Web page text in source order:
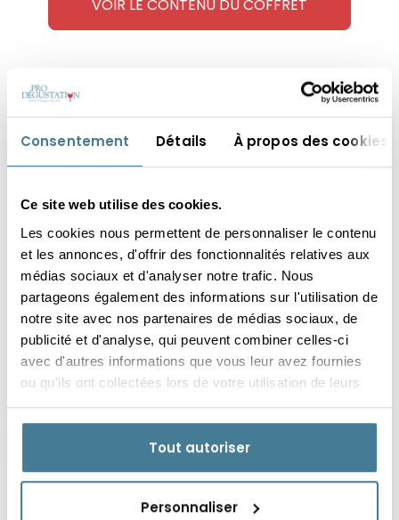
Consentement Détails À propos des cookies
Ce site web utilise des cookies.
Les cookies nous permettent de personnaliser le contenu
et les annonces, d'offrir des fonctionnalités relatives aux
médias sociaux et d'analyser notre trafic. Nous
partageons également des informations sur l'utilisation de
notre site avec nos partenaires de médias sociaux, de
publicité et d'analyse, qui peuvent combiner celles-ci
avec d'autres informations que vous leur avez fournies
ou qu'ils ont collectées lors de votre utilisation de leurs
services.
Tout autoriser
Personnaliser
VOIR LE CONTENU DU COFFRET
COMMANDER CE COFFRET
Le Nez du Vin - Le Grand modèle - 54
arômes